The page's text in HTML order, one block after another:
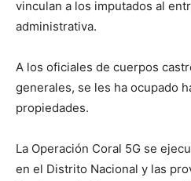
vinculan a los imputados al
administrativa.
A los oficiales de cuerpos
generales, se les ha ocupado
propiedades.
La Operación Coral 5G se
en el Distrito Nacional y las